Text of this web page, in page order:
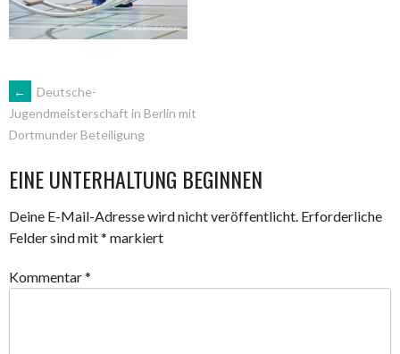
ARTIKEL-
NAVIGATION
←
Deutsche-
Jugendmeisterschaft in Berlin mit
Dortmunder Beteiligung
EINE UNTERHALTUNG BEGINNEN
Deine E-Mail-Adresse wird nicht veröffentlicht. Erforderliche
Felder sind mit* markiert
Kommentar*